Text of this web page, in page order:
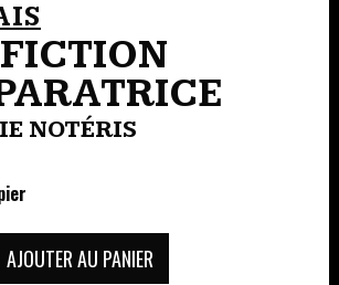
NOTÉRIS
AJOUTER AU PANIER